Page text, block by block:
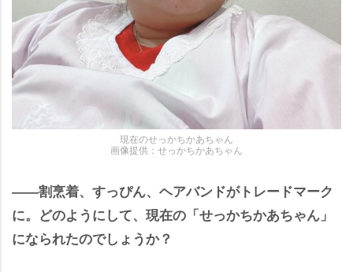
現在のせっかちかあちゃん
画像提供：せっかちかあちゃん
――割烹着、すっぴん、ヘアバンドがトレードマーク
に。どのようにして、現在の「せっかちかあちゃん」
になられたのでしょうか？